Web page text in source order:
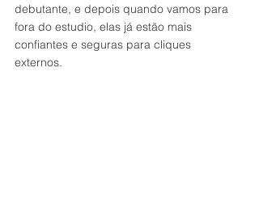
debutante, e depois quando vamos para
fora do estudio, elas já estão mais
confiantes e seguras para cliques
externos.